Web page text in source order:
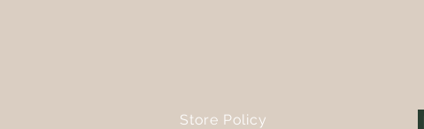
Store Policy